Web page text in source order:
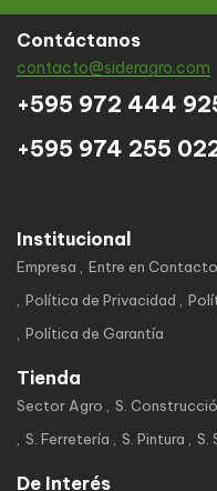
Contáctanos
contacto@sideragro.com
+595 972 444
+595 974 255
Institucional
Empresa Entre en Contacto
Política de Privacidad
Política de Garantía
Tienda
Sector Agro S.
S. Ferretería
S. Pintura S.
De Interés